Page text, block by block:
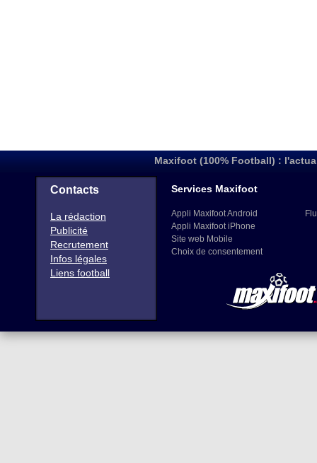
Maxifoot (100% Football) :
Contacts
La rédaction
Publicité
Recrutement
Infos légales
Liens football
Services Maxifoot
Appli Maxifoot Android
Appli Maxifoot iPhone
Site web Mobile
Choix de consentement